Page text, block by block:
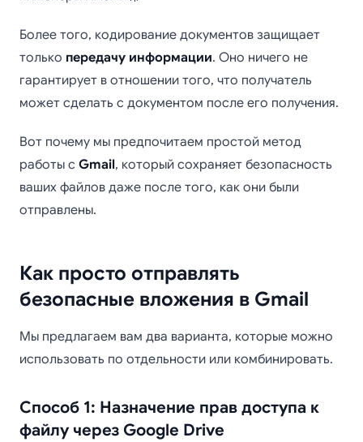
Более того, кодирование документов защищает
только передачу информации. Оно ничего не
гарантирует в отношении того, что получатель
может сделать с документом после его получения.
Вот почему мы предпочитаем простой метод
работы с Gmail, который сохраняет безопасность
ваших файлов даже после того, как они были
отправлены.
Как просто отправлять
безопасные вложения в Gmail
Мы предлагаем вам два варианта, которые можно
использовать по отдельности или комбинировать.
Способ 1: Назначение прав доступа к
файлу через Google Drive